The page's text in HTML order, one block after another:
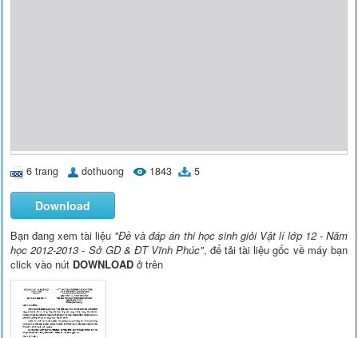
6 trang dothuong 1843 5
Download
Bạn đang xem tài liệu "Đề và đáp án thi học sinh giỏi Vật lí lớp 12 - Năm
học 2012-2013 - Sở GD & ĐT Vĩnh Phúc", để tải tài liệu gốc về máy bạn
click vào nút DOWNLOAD ở trên